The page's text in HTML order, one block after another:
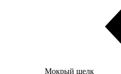
Мокрый шелк